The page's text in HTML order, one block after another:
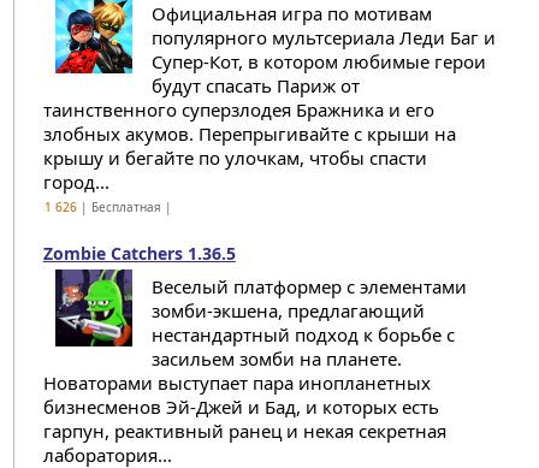
Официальная игра по мотивам
популярного мультсериала Леди Баг и
Супер-Кот, в котором любимые герои
будут спасать Париж от
таинственного суперзлодея Бражника и его
злобных акумов. Перепрыгивайте с крыши на
крышу и бегайте по улочкам, чтобы спасти
город...
1 626| Бесплатная |
Zombie Catchers 1.36.5
Веселый платформер с элементами
зомби-экшена, предлагающий
нестандартный подход к борьбе с
засильем зомби на планете.
Новаторами выступает пара инопланетных
бизнесменов Эй-Джей и Бад, и которых есть
гарпун, реактивный ранец и некая секретная
лаборатория...